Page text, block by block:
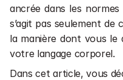
ancrée dans les
s’agit pas seulement de
la manière dont vous
votre langage corporel.
Dans cet article, vous